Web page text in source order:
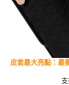
皮套最大亮點：最